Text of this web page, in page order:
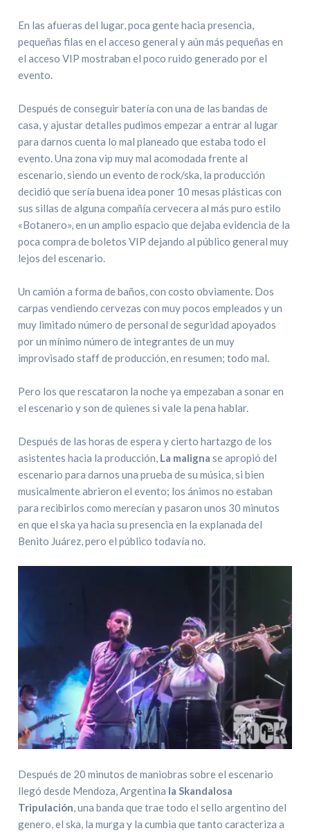
En las afueras del lugar, poca gente hacia presencia,
pequeñas filas en el acceso general y aún más pequeñas en
el acceso VIP mostraban el poco ruido generado por el
evento.
Después de conseguir batería con una de las bandas de
casa, y ajustar detalles pudimos empezar a entrar al lugar
para darnos cuenta lo mal planeado que estaba todo el
evento. Una zona vip muy mal acomodada frente al
escenario, siendo un evento de rock/ska, la producción
decidió que sería buena idea poner 10 mesas plásticas con
sus sillas de alguna compañía cervecera al más puro estilo
«Botanero», en un amplio espacio que dejaba evidencia de la
poca compra de boletos VIP dejando al público general muy
lejos del escenario.
Un camión a forma de baños, con costo obviamente. Dos
carpas vendiendo cervezas con muy pocos empleados y un
muy limitado número de personal de seguridad apoyados
por un mínimo número de integrantes de un muy
improvisado staff de producción, en resumen; todo mal.
Pero los que rescataron la noche ya empezaban a sonar en
el escenario y son de quienes si vale la pena hablar.
Después de las horas de espera y cierto hartazgo de los
asistentes hacia la producción, La maligna se apropió del
escenario para darnos una prueba de su música, si bien
musicalmente abrieron el evento; los ánimos no estaban
para recibirlos como merecían y pasaron unos 30 minutos
en que el ska ya hacia su presencia en la explanada del
Benito Juárez, pero el público todavía no.
Después de 20 minutos de maniobras sobre el escenario
llegó desde Mendoza, Argentina la Skandalosa
Tripulación, una banda que trae todo el sello argentino del
genero, el ska, la murga y la cumbia que tanto caracteriza a